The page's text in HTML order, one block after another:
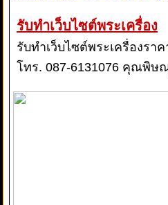
รับทำเว็บไซต์พระเครื่อง
รับทำเว็บไซต์พระเครื่องราค
โทร. 087-6131076 คุณพิษ